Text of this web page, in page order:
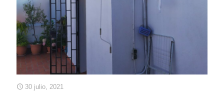
30 julio, 2021